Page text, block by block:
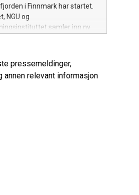
i Finnmark har startet.
NGU og
samler inn ny
pressemeldinger,
annen relevant informasjon